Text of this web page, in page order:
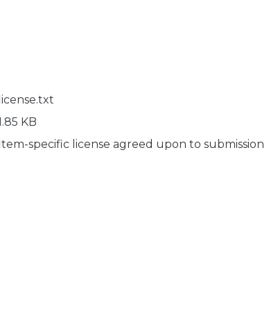
license.txt
KB
Item-specific license agreed upon to submission